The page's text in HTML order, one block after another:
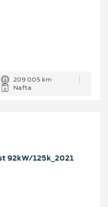
209 005 km
Nafta
92kW/125k_2021